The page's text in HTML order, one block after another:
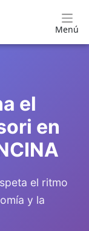
Menú
el
en
el ritmo
y la